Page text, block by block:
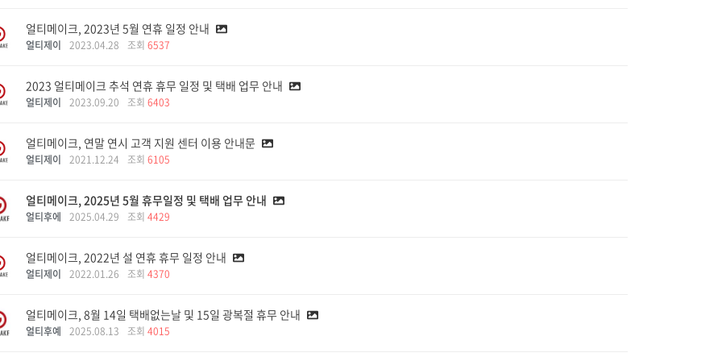
얼티메이크, 2023년 5월 연휴 일정 안내
얼티제이 2023.04.28 조회 6537
2023 얼티메이크 추석 연휴 휴무 일정 및 택배 업무 안내
얼티제이 2023.09.20 조회 6403
얼티메이크, 연말 연시 고객 지원 센터 이용 안내문
얼티제이 2021.12.24 조회 6105
얼티메이크, 2025년 5월 휴무일정 및 택배 업무 안내
얼티후에 2025.04.29 조회 4429
얼티메이크, 2022년 설 연휴 휴무 일정 안내
얼티제이 2022.01.26 조회 4370
얼티메이크, 8월 14일 택배없는날 및 15일 광복절 휴무 안내
얼티후예 2025.08.13 조회 4015